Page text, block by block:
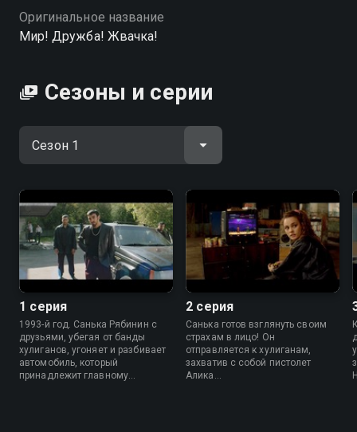
момента начинается настоящий вихрь: конфликты с
родителями, стычки с ровесниками, разборки с
поймёт, кто он такой, и за что стоит держаться.
ни стране. «Мир! Дружба! Жвачка!» — смотрите
Оригинальное название
Мир! Дружба! Жвачка!
Сезоны и серии
1 серия
1993-й год. Санька Рябинин с
друзьями, убегая от банды
хулиганов, угоняет и разбивает
автомобиль, который
принадлежит главному
2 серия
Санька готов взглянуть своим
страхам в лицо! Он
отправляется к хулиганам,
захватив с собой пистолет
Алика…